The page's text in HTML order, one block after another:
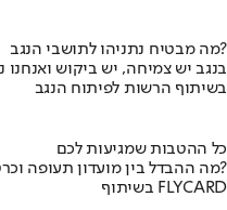
מה מבטיח נתניהו לתושבי הנגב?
בנגב יש צמיחה, יש ביקוש
בשיתוף הרשות לפיתוח הנגב
כל ההטבות שמגיעות לכם
מה ההבדל בין מועדון תעופה וכרטיס אשראי?
בשיתוף FLYCARD